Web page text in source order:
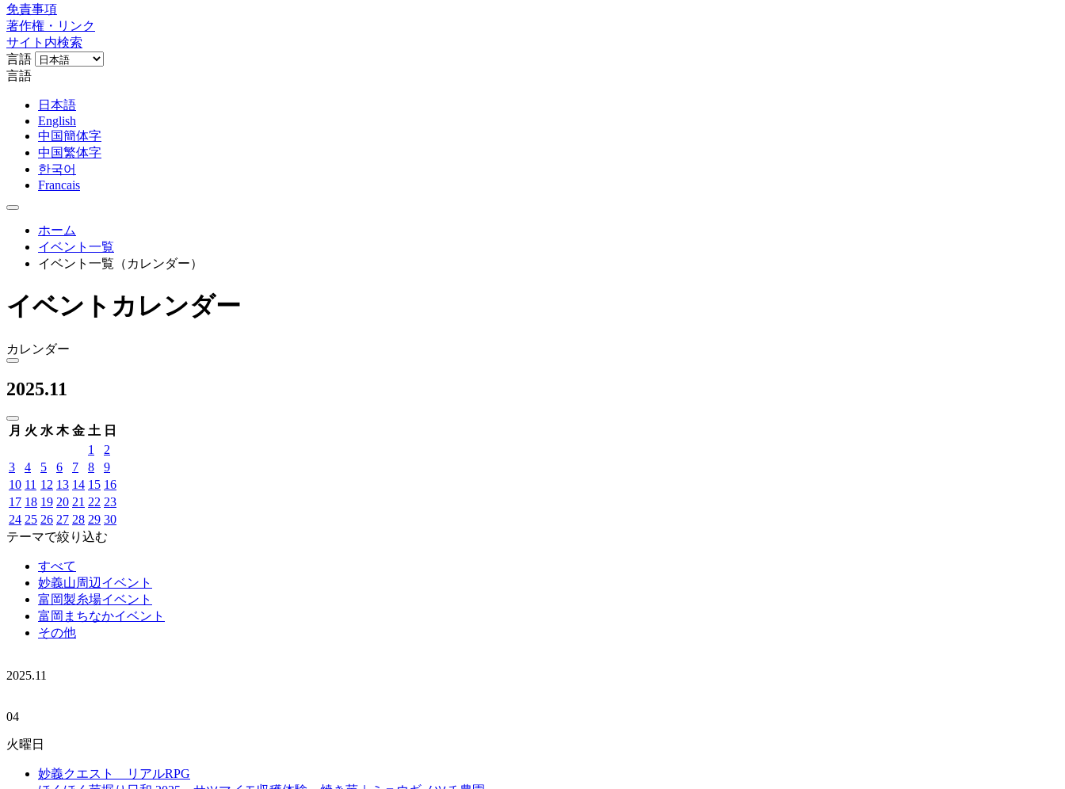
免責事項
著作権・リンク
サイト内検索
言語
言語
日本語
English
中国簡体字
中国繁体字
한국어
Francais
ホーム
イベント一覧
イベント一覧（カレンダー）
イベントカレンダー
カレンダー
2025.11
月 火 水 木 金 土 日
1
2
3
4 5 6 7 8
9
10 11 12 13 14 15 16
17 18 19 20 21 22 23
24 25 26 27 28 29 30
テーマで絞り込む
すべて
妙義山周辺イベント
富岡製糸場イベント
富岡まちなかイベント
その他
2025.11
04
火曜日
妙義クエスト リアルRPG